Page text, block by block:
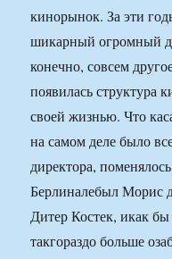
кинорынок. За эти
шикарный огромный
конечно, совсем
появилась
своей жизнью. Что
на самом деле было
директора,
Берлиналебыл Морис
Дитер Костек, икак
такгораздо больше